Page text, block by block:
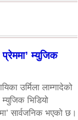
प्रेममा’ म्युजिक
उर्मिला लाम्गादेको
भिडियो
सार्वजनिक भएको छ।